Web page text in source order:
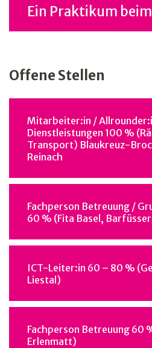
Ein Praktikum beim
Offene Stellen
Mitarbeiter:in /
Dienstleistungen 100 %
Transport) Blaukreuz-
Reinach
Fachperson Betreuung /
60 % (Fita Basel,
ICT-Leiter:in 60 – 80 %
Liestal)
Fachperson Betreuung 60
Erlenmatt)